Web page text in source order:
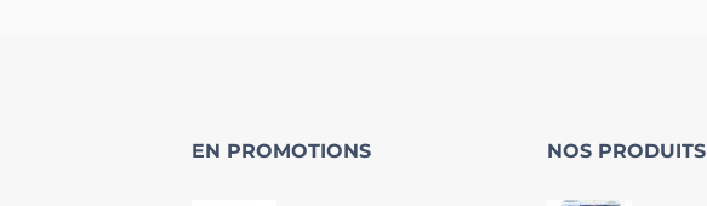
EN PROMOTIONS NOS PRODUITS